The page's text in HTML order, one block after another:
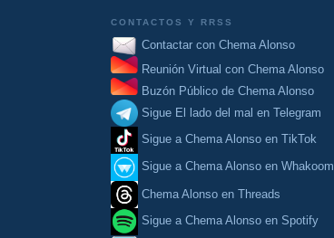
CONTACTOS Y RRSS
Contactar con Chema Alonso
Reunión Virtual con Chema Alonso
Buzón Público de Chema Alonso
Sigue El lado del mal en Telegram
Sigue a Chema Alonso en TikTok
Sigue a Chema Alonso en Whakoom
Chema Alonso en Threads
Sigue a Chema Alonso en Spotify